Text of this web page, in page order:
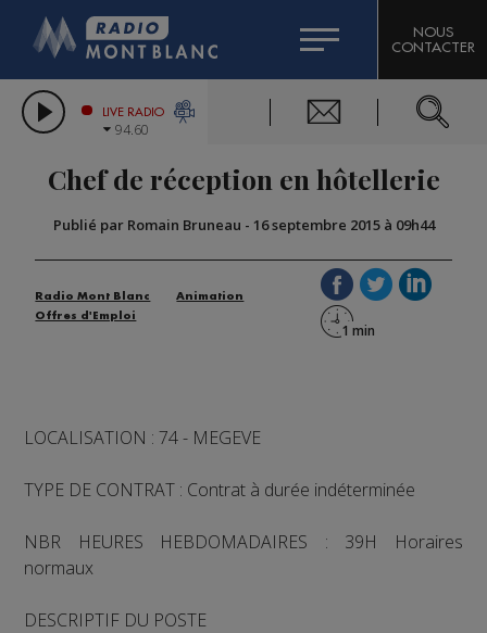
LES CHRONIQUES DE L'EXPERT
CITIZEN MACHINERY
GRAND MASSIF DOMAINES SKIABLES
BIGARD
COMPAGNIE DU MONT-BLANC
NOUS
CONTACTER
LIVE RADIO
94.60
Chef de réception en hôtellerie
Publié par Romain Bruneau - 16 septembre 2015 à 09h44
Radio Mont Blanc
Animation
Offres d'Emploi
LOCALISATION : 74 - MEGEVE
TYPE DE CONTRAT : Contrat à durée indéterminée
NBR HEURES HEBDOMADAIRES : 39H Horaires
normaux
DESCRIPTIF DU POSTE